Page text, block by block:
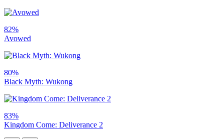
82%
Avowed
80%
Black Myth: Wukong
83%
Kingdom Come: Deliverance 2